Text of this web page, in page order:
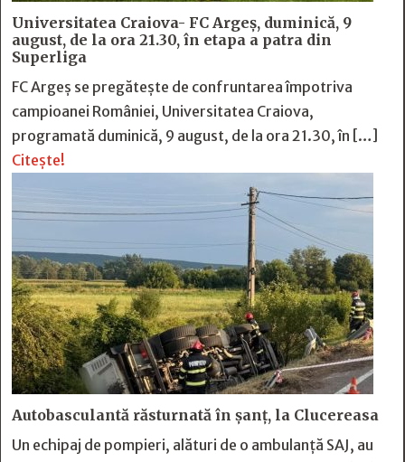
Universitatea Craiova- FC Argeș, duminică, 9
august, de la ora 21.30, în etapa a patra din
Superliga
FC Argeș se pregătește de confruntarea împotriva
campioanei României, Universitatea Craiova,
programată duminică, 9 august, de la ora 21.30, în […]
Citește!
Autobasculantă răsturnată în șanț, la Clucereasa
Un echipaj de pompieri, alături de o ambulanță SAJ, au